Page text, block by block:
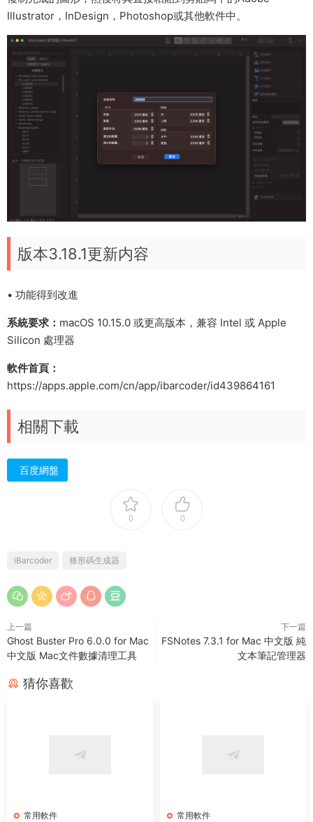
Illustrator，InDesign，Photoshop或其他軟件中。
版本3.18.1更新内容
• 功能得到改進
系統要求： macOS 10.15.0 或更高版本，兼容 Intel 或 Apple
Silicon 處理器
軟件首頁：
https://apps.apple.com/cn/app/ibarcoder/id439864161
相關下載
百度網盤
0 0
iBarcoder 條形碼生成器
上一篇
Ghost Buster Pro 6.0.0 for Mac
中文版 Mac文件數據清理工具
下一篇
FSNotes 7.3.1 for Mac 中文版 純
文本筆記管理器
猜你喜歡
常用軟件 常用軟件